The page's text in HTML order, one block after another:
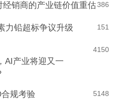
386
经销商的产业链价值重估
151
力铅超标争议升级
150
4
AI产业将迎又一
148
5
规考验